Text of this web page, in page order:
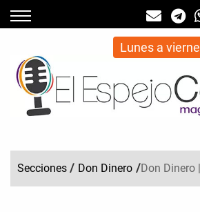
Lunes a
Secciones / Don Dinero /Don Dinero